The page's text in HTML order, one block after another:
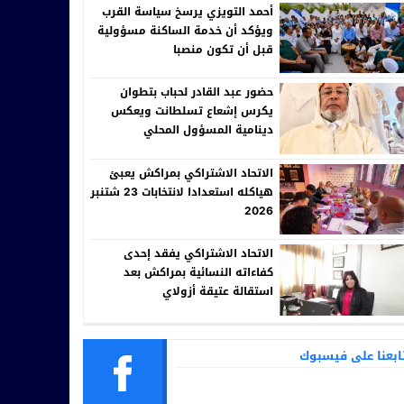
أحمد التويزي يرسخ سياسة القرب
ويؤكد أن خدمة الساكنة مسؤولية
قبل أن تكون منصبا
حضور عبد القادر لحباب بتطوان
يكرس إشعاع تسلطانت ويعكس
دينامية المسؤول المحلي
الاتحاد الاشتراكي بمراكش يعبئ
هياكله استعدادا لانتخابات 23 شتنبر
2026
الاتحاد الاشتراكي يفقد إحدى
كفاءاته النسائية بمراكش بعد
استقالة عتيقة أزولاي
على فيسبوك